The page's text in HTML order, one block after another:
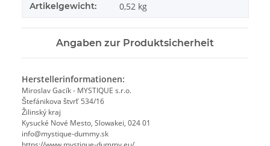
Artikelgewicht: 0,52 kg
Angaben zur Produktsicherheit
Herstellerinformationen:
Miroslav Gacík - MYSTIQUE s.r.o.
Štefánikova štvrť 534/16
Žilinský kraj
Kysucké Nové Mesto, Slowakei, 024 01
info@mystique-dummy.sk